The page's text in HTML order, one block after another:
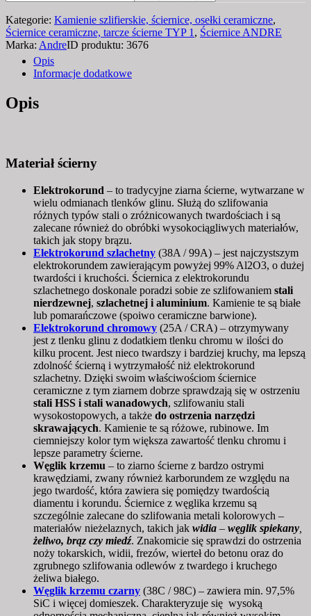
kamień
szlifierski
300x50x127
99A60K
ANDRE
do
ostrzenia
Kategorie: Kamienie szlifierskie, ściernice, osełki ceramiczne,
Ściernice ceramiczne, tarcze ścierne TYP 1 , Ściernice ANDRE
Marka: AndreID produktu: 3676
Opis
Informacje dodatkowe
Opis
Materiał ścierny
Elektrokorund – to tradycyjne ziarna ścierne, wytwarzane w
wielu odmianach tlenków glinu. Służą do szlifowania
różnych typów stali o zróżnicowanych twardościach i są
zalecane również do obróbki wysokociągliwych materiałów,
takich jak stopy brązu.
Elektrokorund szlachetny (38A / 99A) – jest najczystszym
elektrokorundem zawierającym powyżej 99% Al2O3, o dużej
twardości i kruchości. Ściernica z elektrokorundu
szlachetnego doskonale poradzi sobie ze szlifowaniem stali
nierdzewnej, szlachetnej i aluminium. Kamienie te są białe
lub pomarańczowe (spoiwo ceramiczne barwione).
Elektrokorund chromowy (25A / CRA) – otrzymywany
jest z tlenku glinu z dodatkiem tlenku chromu w ilości do
kilku procent. Jest nieco twardszy i bardziej kruchy, ma lepszą
zdolność ścierną i wytrzymałość niż elektrokorund
szlachetny. Dzięki swoim właściwościom ściernice
ceramiczne z tym ziarnem dobrze sprawdzają się w ostrzeniu
stali HSS i stali wanadowych, szlifowaniu stali
wysokostopowych, a także do ostrzenia narzędzi
skrawających. Kamienie te są różowe, rubinowe. Im
ciemniejszy kolor tym większa zawartość tlenku chromu i
lepsze parametry ścierne.
Węglik krzemu – to ziarno ścierne z bardzo ostrymi
krawędziami, zwany również karborundem ze względu na
jego twardość, która zawiera się pomiędzy twardością
diamentu i korundu. Ściernice z węglika krzemu są
szczególnie zalecane do szlifowania metali kolorowych –
materiałów nieżelaznych, takich jak widia – węglik spiekany
żeliwo, brąz czy miedź. Znakomicie się sprawdzi do ostrzenia
noży tokarskich, widii, frezów, wierteł do betonu oraz do
zgrubnego szlifowania odlewów z twardego i kruchego
żeliwa białego.
Węglik krzemu czarny (38C / 98C) – zawiera min. 97,5%
SiC i więcej domieszek. Charakteryzuje się wysoką